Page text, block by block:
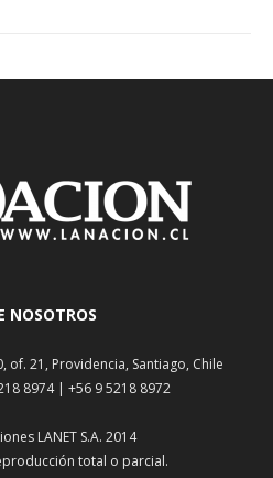
NOSOTROS
of. 21, Providencia, Santiago, Chile
8974 | +56 9 5218 8972
LANET S.A. 2014
total o parcial.